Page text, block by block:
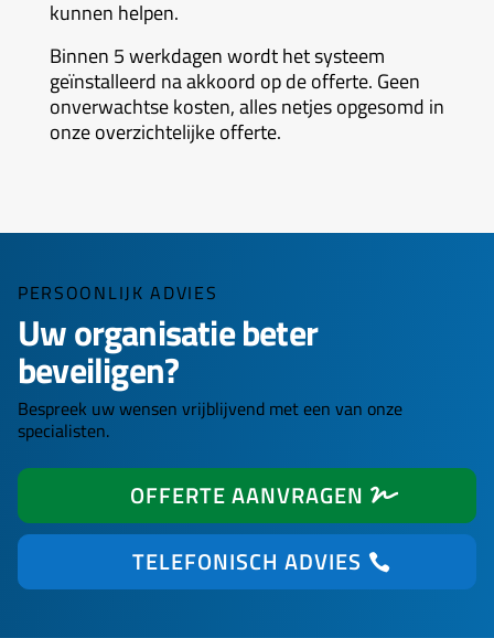
kunnen helpen.
Binnen 5 werkdagen wordt het systeem
geïnstalleerd na akkoord op de offerte. Geen
onverwachtse kosten, alles netjes opgesomd in
onze overzichtelijke offerte.
PERSOONLIJK ADVIES
Uw organisatie beter
beveiligen?
Bespreek uw wensen vrijblijvend met een van onze
specialisten.
OFFERTE AANVRAGEN
TELEFONISCH ADVIES